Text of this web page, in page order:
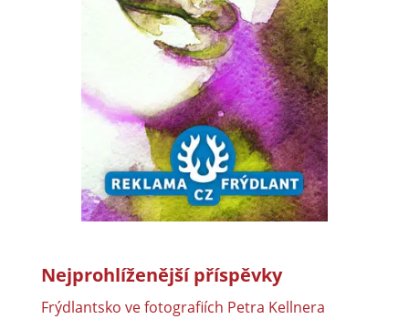
Nejprohlíženější příspěvky
Frýdlantsko ve fotografiích Petra Kellnera